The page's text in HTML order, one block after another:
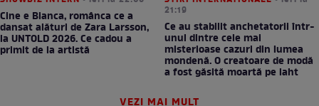
Cine e Bianca, românca ce a
dansat alături de Zara Larsson,
la UNTOLD 2026. Ce cadou a
primit de la artistă
21:19
Ce au stabilit anchetatorii într-
unul dintre cele mai
misterioase cazuri din lumea
mondenă. O creatoare de modă
a fost găsită moartă pe iaht